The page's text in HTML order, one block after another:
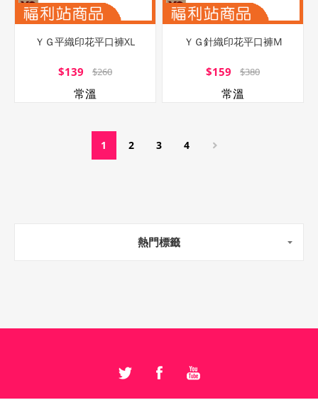
ＹＧ平織印花平口褲XL
$139 $260
常溫
ＹＧ針織印花平口褲M
$159 $380
常溫
1 2 3 4
熱門標籤